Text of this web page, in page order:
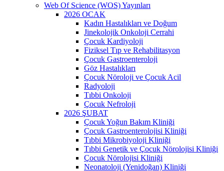
Web Of Science (WOS) Yayınları
2026 OCAK
Kadın Hastalıkları ve Doğum
Jinekolojik Onkoloji Cerrahi
Çocuk Kardiyoloji
Fiziksel Tıp ve Rehabilitasyon
Çocuk Gastroenteroloji
Göz Hastalıkları
Çocuk Nöroloji ve Çocuk Acil
Radyoloji
Tıbbi Onkoloji
Çocuk Nefroloji
2026 ŞUBAT
Çocuk Yoğun Bakım Kliniği
Çocuk Gastroenterolojisi Kliniği
Tıbbi Mikrobiyoloji Kliniği
Tıbbi Genetik ve Çocuk Nörolojisi Kliniği
Çocuk Nörolojisi Kliniği
Neonatoloji (Yenidoğan) Kliniği